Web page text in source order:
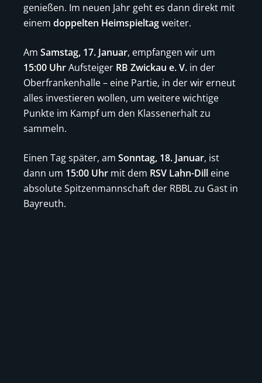
genießen. Im neuen Jahr geht es dann direkt mit
einem doppelten Heimspieltagweiter.
Am Samstag, 17. Januar, empfangen wir um
15:00 UhrAufsteiger RB Zwickau e. V. in der
Oberfrankenhalle – eine Partie, in der wir erneut
alles investieren wollen, um weitere wichtige
Punkte im Kampf um den Klassenerhalt zu
sammeln.
Einen Tag später, am Sonntag, 18. Januar, ist
dann um 15:00 Uhr mit dem RSV Lahn-Dill eine
absolute Spitzenmannschaft der RBBL zu Gast in
Bayreuth.